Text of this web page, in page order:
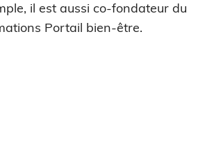
il est aussi co-fondateur du
Portail bien-être.